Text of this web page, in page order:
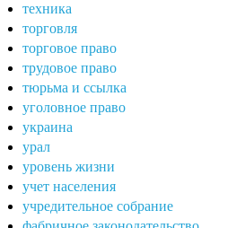
техника
торговля
торговое право
трудовое право
тюрьма и ссылка
уголовное право
украина
урал
уровень жизни
учет населения
учредительное собрание